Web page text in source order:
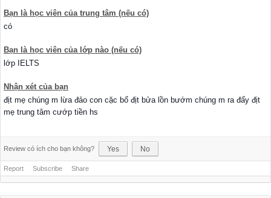
Bạn là học viên của trung tâm (nếu có)
có
Bạn là học viên của lớp nào (nếu có)
lớp IELTS
Nhận xét của bạn
địt mẹ chúng m lừa đảo con cặc bố địt bửa lồn bướm chúng m ra đấy địt
mẹ trung tâm cướp tiền hs
Review có ích cho bạn không? Yes No
Report Subscribe Share